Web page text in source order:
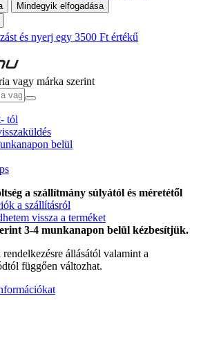
Mindegyik elfogadása
és nyerj egy 3500 Ft értékű
vagy márka szerint
tól
belül
a szállítmány súlyától és méretétől
a szállításról
vissza a terméket
3-4 munkanapon belül kézbesítjük.
állásától valamint a
függően változhat.